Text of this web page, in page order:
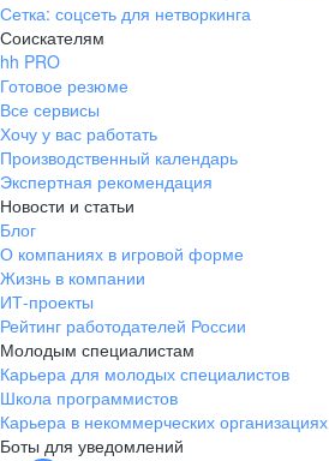
Сетка: соцсеть для нетворкинга
Соискателям
hh PRO
Готовое резюме
Все сервисы
Хочу у вас работать
Производственный календарь
Экспертная рекомендация
Новости и статьи
Блог
О компаниях в игровой форме
Жизнь в компании
ИТ-проекты
Рейтинг работодателей России
Молодым специалистам
Карьера для молодых специалистов
Школа программистов
Карьера в некоммерческих организациях
Боты для уведомлений